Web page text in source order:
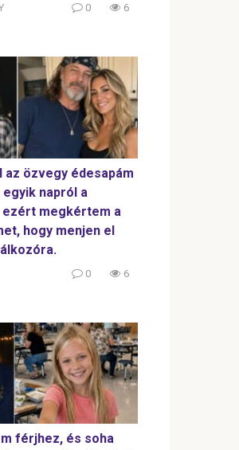
0 6
az özvegy édesapám
napról a
megkértem a
hogy menjen el
0 6
férjhez, és soha